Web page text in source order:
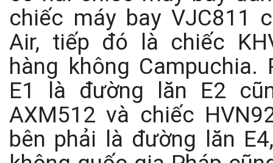
chiếc máy bay VJC811
Air, tiếp đó là chiếc
hàng không Campuchia.
E1 là đường lăn E2
AXM512 và chiếc
bên phải là đường lăn